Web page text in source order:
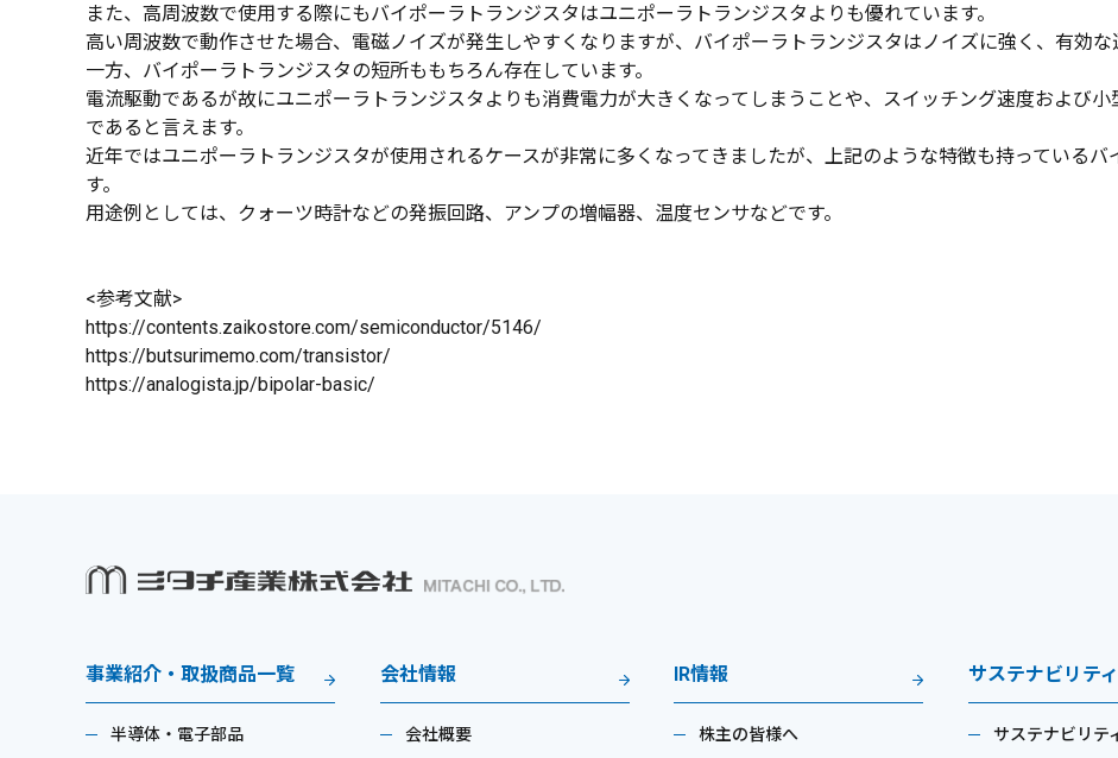
また、高周波数で使用する際にもバイポーラトランジスタはユニポーラトランジスタよりも優れています。
高い周波数で動作させた場合、電磁ノイズが発生しやすくなりますが、バイポーラトランジスタはノイズに強く、有効な
一方、バイポーラトランジスタの短所ももちろん存在しています。
電流駆動であるが故にユニポーラトランジスタよりも消費電力が大きくなってしまうことや、スイッチング速度および
であると言えます。
近年ではユニポーラトランジスタが使用されるケースが非常に多くなってきましたが、上記のような特徴も持っている
す。
用途例としては、クォーツ時計などの発振回路、アンプの増幅器、温度センサなどです。
<参考文献>
https://contents.zaikostore.com/semiconductor/5146/
https://butsurimemo.com/transistor/
https://analogista.jp/bipolar-basic/
事業紹介・取扱商品一覧
半導体・電子部品
会社情報
会社概要
IR情報
株主の皆様へ
サステナビリティ
サステナビリテ